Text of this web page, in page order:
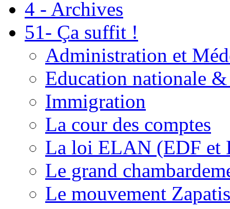
4 - Archives
51- Ça suffit !
Administration et
Education nationale
Immigration
La cour des comptes
La loi ELAN (EDF et
Le grand
Le mouvement